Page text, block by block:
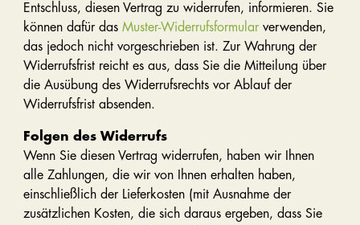
Entschluss, diesen Vertrag zu widerrufen, informieren. Sie
können dafür dasMuster-Widerrufsformular verwenden,
das jedoch nicht vorgeschrieben ist. Zur Wahrung der
Widerrufsfrist reicht es aus, dass Sie die Mitteilung über
die Ausübung des Widerrufsrechts vor Ablauf der
Widerrufsfrist absenden.
Folgen des Widerrufs
Wenn Sie diesen Vertrag widerrufen, haben wir Ihnen
alle Zahlungen, die wir von Ihnen erhalten haben,
einschließlich der Lieferkosten (mit Ausnahme der
zusätzlichen Kosten, die sich daraus ergeben, dass Sie